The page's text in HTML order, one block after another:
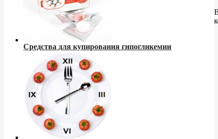
Средства для купирования гипогликемии